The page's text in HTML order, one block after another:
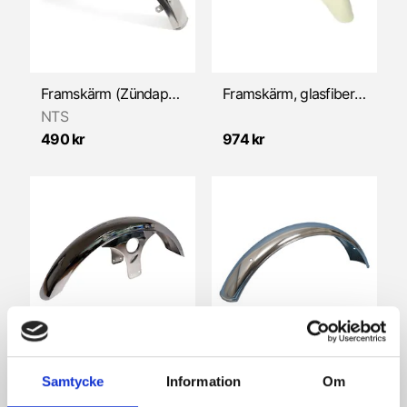
Samtycke Information Om
Växelmekanism
Framskärm (Zündapp 529 KS50 1977-83)
NTS
490 kr
Framskärm, glasfiber (Zündapp 515)
974 kr
Framskärm, krom (Zündapp 448/529/530) Framskärm, Rostfri (Zündapp 517 KS50 1968-76)